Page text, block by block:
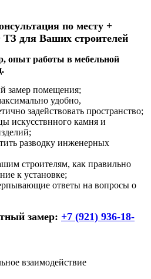
по месту +
ТЗ для Ваших строителей
опыт работы в мебельной
замер помещения;
удобно,
задействовать пространство;
искусствнного камня и
разводку инженерных
строителям, как правильно
к установке;
ответы на вопросы о
замер: +7 (921) 936-18-
взаимодействие